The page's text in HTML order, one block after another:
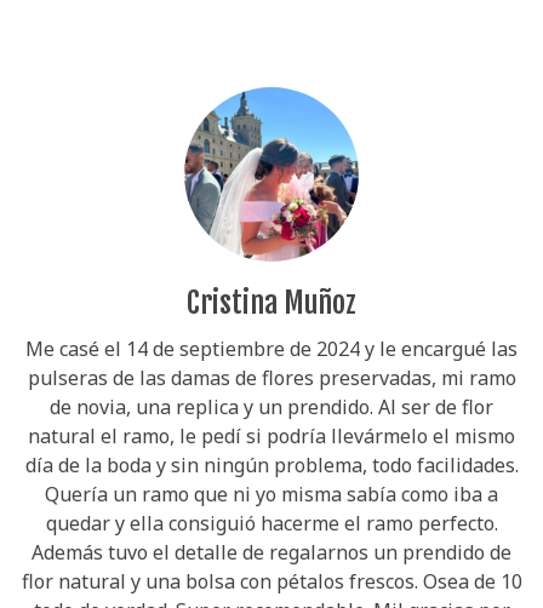
Cristina Muñoz
Me casé el 14 de septiembre de 2024 y le encargué las
pulseras de las damas de flores preservadas, mi ramo
de novia, una replica y un prendido. Al ser de flor
natural el ramo, le pedí si podría llevármelo el mismo
día de la boda y sin ningún problema, todo facilidades.
Quería un ramo que ni yo misma sabía como iba a
quedar y ella consiguió hacerme el ramo perfecto.
Además tuvo el detalle de regalarnos un prendido de
flor natural y una bolsa con pétalos frescos. Osea de 10